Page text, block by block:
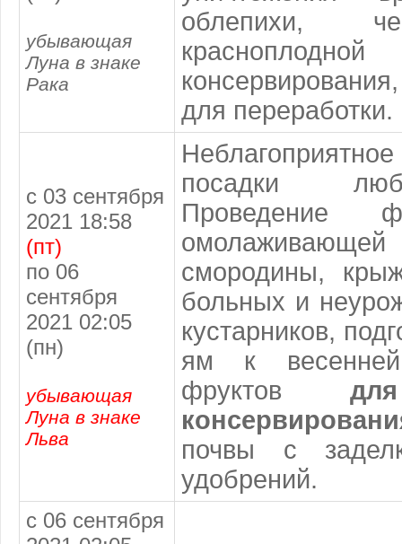
убывающая
Луна в знаке
Рака
облепихи,
для переработки.
с 03 сентября
2021 18:58
(пт)
по 06
сентября
2021 02:05
(пн)
убывающая
Луна в знаке
Льва
посадки
Проведение
смородины,
больных и
кустарников,
ям к
фруктов
почвы с
удобрений.
с 06 сентября